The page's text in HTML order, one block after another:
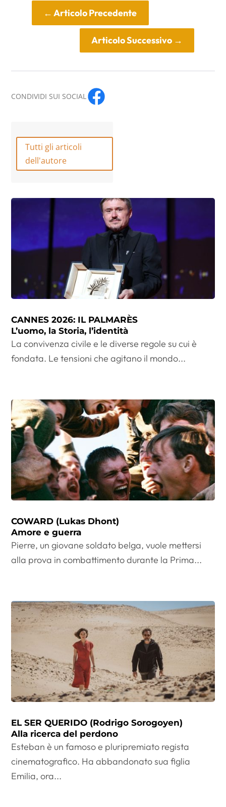
←Articolo Precedente
Articolo Successivo→
CONDIVIDI SUI SOCIAL
Tutti gli articoli
dell'autore
CANNES 2026: IL PALMARÈS
L’uomo, la Storia, l’identità
La convivenza civile e le diverse regole su cui è
fondata. Le tensioni che agitano il mondo...
COWARD (Lukas Dhont)
Amore e guerra
Pierre, un giovane soldato belga, vuole mettersi
alla prova in combattimento durante la Prima...
EL SER QUERIDO (Rodrigo Sorogoyen)
Alla ricerca del perdono
Esteban è un famoso e pluripremiato regista
cinematografico. Ha abbandonato sua figlia
Emilia, ora...